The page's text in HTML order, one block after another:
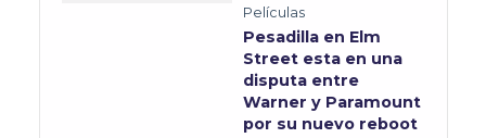
Películas
Pesadilla en Elm
Street esta en una
disputa entre
Warner y Paramount
por su nuevo reboot